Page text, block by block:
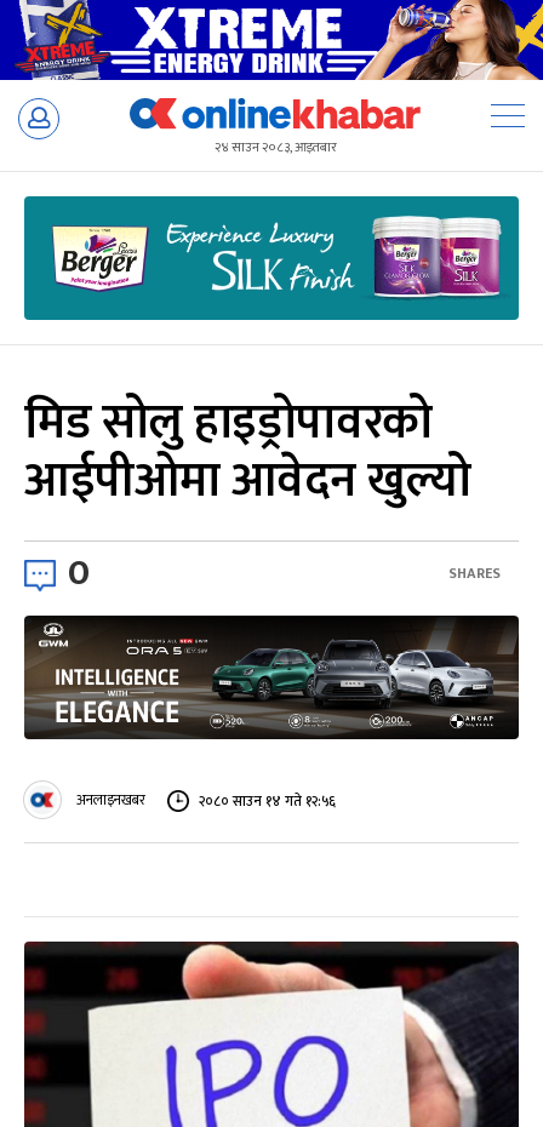
Skip
२४ साउन २०८३, आइतबार
मिड सोलु हाइड्रोपावरको
आईपीओमा आवेदन खुल्यो
0 SHARES
अनलाइनखबर २०८० साउन १४ गते १२:५६